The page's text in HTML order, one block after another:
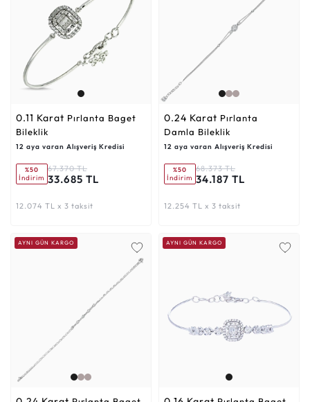
0.11 Karat
Bileklik
12 aya varan Alışveriş Kredisi
%50
İndirim
67.370 TL
33.685 TL
12.074 TL x 3 taksit
0.24 Karat
Damla Bileklik
12 aya varan Alışveriş Kredisi
%50
İndirim
68.373 TL
34.187 TL
12.254 TL x 3 taksit
AYNI GÜN KARGO AYNI GÜN KARGO